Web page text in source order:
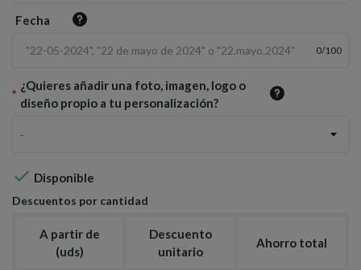
Fecha
0/100
*
¿Quieres añadir una foto, imagen, logo o
diseño propio a tu personalización?
-
 Disponible
Descuentos por cantidad
A partir de
(uds)
Descuento
unitario
Ahorro total